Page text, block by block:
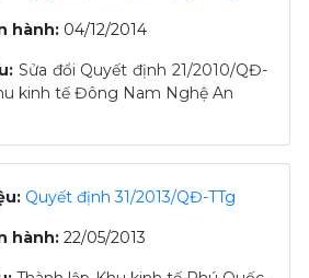
hành: 04/12/2014
Sửa đổi Quyết định 21/2010/QĐ-
kinh tế Đông Nam Nghệ An
Quyết định 31/2013/QĐ-TTg
hành: 22/05/2013